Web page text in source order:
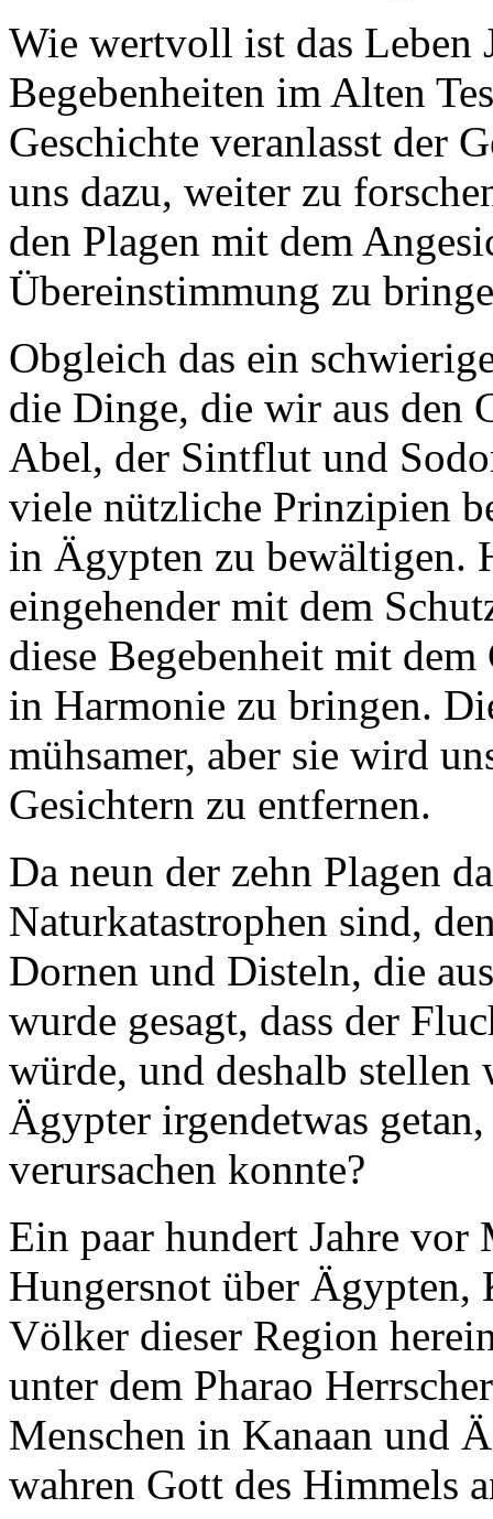
Wie wertvoll ist das Leben
Begebenheiten im Alten
Geschichte veranlasst der
uns dazu, weiter zu
den Plagen mit dem
Übereinstimmung zu
Obgleich das ein
die Dinge, die wir aus den
Abel, der Sintflut und
viele nützliche Prinzipien
in Ägypten zu bewältigen.
eingehender mit dem
diese Begebenheit mit
in Harmonie zu bringen.
mühsamer, aber sie wird
Gesichtern zu entfernen.
Da neun der zehn Plagen
Naturkatastrophen sind,
Dornen und Disteln, die
wurde gesagt, dass der
würde, und deshalb
Ägypter irgendetwas
verursachen konnte?
Ein paar hundert Jahre vor
Hungersnot über Ägypten,
Völker dieser Region
unter dem Pharao
Menschen in Kanaan und
wahren Gott des Himmels